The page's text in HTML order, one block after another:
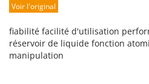
Prestations
Qualité / Prix
Facilité de montage
Voir l'original
fiabilité facilité d'utilisation
réservoir de liquide fonction
manipulation